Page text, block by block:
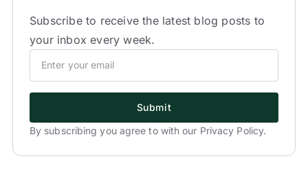
Subscribe to receive the latest blog posts to
your inbox every week.
Submit
By subscribing you agree to with our Privacy Policy.